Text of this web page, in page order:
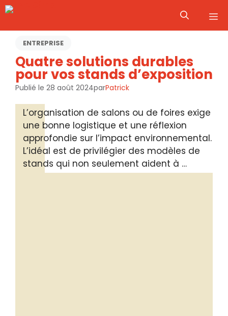
Aller
contenu
ENTREPRISE
Quatre solutions durables
pour vos stands d’exposition
Publié le 28 août 2024parPatrick
L’organisation de salons ou de foires exige
une bonne logistique et une réflexion
approfondie sur l’impact environnemental.
L’idéal est de privilégier des modèles de
stands qui non seulement aident à …